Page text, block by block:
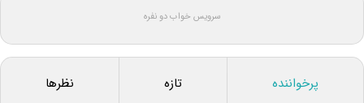
سرویس خواب دو نفره
پرخواننده تازه نظرها